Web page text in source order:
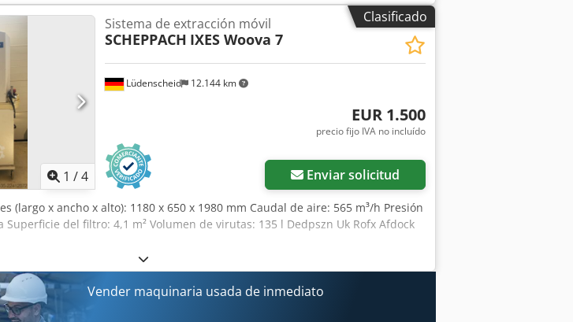
chasis varios accesorios
Clasificado
1 /4
Lüdenscheid 12.144 km
Sistema de extracción móvil
SCHEPPACH IXES Woova 7
EUR 1.500
precio fijo IVA no incluído
Enviar solicitud
(largo x ancho x alto): 1180 x 650 x 1980 mm Caudal de aire: 565 m³/h Presión
Superficie del filtro: 4,1 m² Volumen de virutas: 135 l Dedpszn Uk Rofx Afdock
Vender maquinaria usada de inmediato